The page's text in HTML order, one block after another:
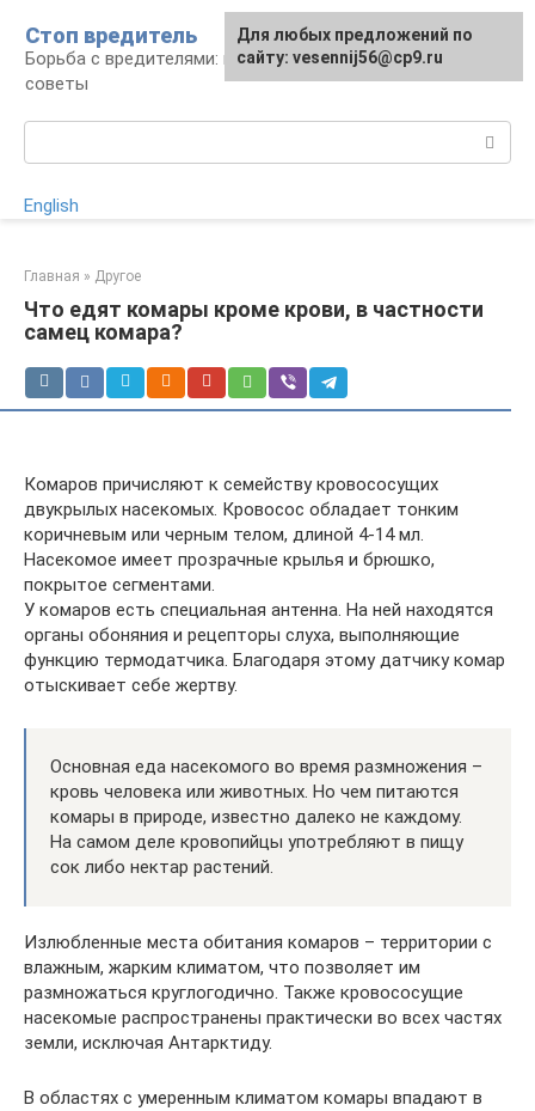
контенту
Стоп вредитель
Борьба с вредителями: правила, средства,
советы
English
Главная » Другое
Что едят комары кроме крови, в частности
самец комара?
Комаров причисляют к семейству кровососущих
двукрылых насекомых. Кровосос обладает тонким
коричневым или черным телом, длиной 4-14 мл.
Насекомое имеет прозрачные крылья и брюшко,
покрытое сегментами.
У комаров есть специальная антенна. На ней находятся
органы обоняния и рецепторы слуха, выполняющие
функцию термодатчика. Благодаря этому датчику комар
отыскивает себе жертву.
Основная еда насекомого во время размножения –
кровь человека или животных. Но чем питаются
комары в природе, известно далеко не каждому.
На самом деле кровопийцы употребляют в пищу
сок либо нектар растений.
Излюбленные места обитания комаров – территории с
влажным, жарким климатом, что позволяет им
размножаться круглогодично. Также кровососущие
насекомые распространены практически во всех частях
земли, исключая Антарктиду.
В областях с умеренным климатом комары впадают в
Для любых предложений по
сайту: vesennij56@cp9.ru